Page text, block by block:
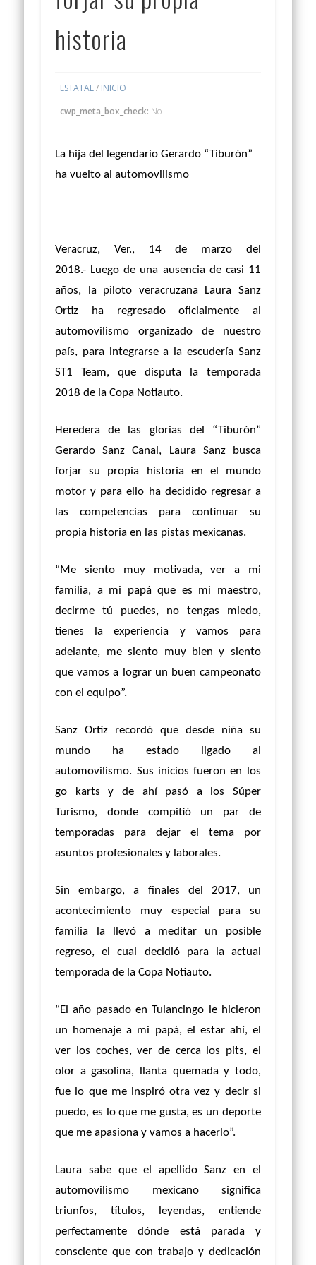
historia
ESTATAL/ INICIO
cwp_meta_box_check: No
La hija del legendario Gerardo “Tiburón”
ha vuelto al automovilismo
Veracruz, Ver., 14 de marzo del
2018.- Luego de una ausencia de casi 11
años, la piloto veracruzana Laura Sanz
Ortiz ha regresado oficialmente al
automovilismo organizado de nuestro
país, para integrarse a la escudería Sanz
ST1 Team, que disputa la temporada
2018 de la Copa Notiauto.
Heredera de las glorias del “Tiburón”
Gerardo Sanz Canal, Laura Sanz busca
forjar su propia historia en el mundo
motor y para ello ha decidido regresar a
las competencias para continuar su
propia historia en las pistas mexicanas.
“Me siento muy motivada, ver a mi
familia, a mi papá que es mi maestro,
decirme tú puedes, no tengas miedo,
tienes la experiencia y vamos para
adelante, me siento muy bien y siento
que vamos a lograr un buen campeonato
con el equipo”.
Sanz Ortiz recordó que desde niña su
mundo ha estado ligado al
automovilismo. Sus inicios fueron en los
go karts y de ahí pasó a los Súper
Turismo, donde compitió un par de
temporadas para dejar el tema por
asuntos profesionales y laborales.
Sin embargo, a finales del 2017, un
acontecimiento muy especial para su
familia la llevó a meditar un posible
regreso, el cual decidió para la actual
temporada de la Copa Notiauto.
“El año pasado en Tulancingo le hicieron
un homenaje a mi papá, el estar ahí, el
ver los coches, ver de cerca los pits, el
olor a gasolina, llanta quemada y todo,
fue lo que me inspiró otra vez y decir si
puedo, es lo que me gusta, es un deporte
que me apasiona y vamos a hacerlo”.
Laura sabe que el apellido Sanz en el
automovilismo mexicano significa
triunfos, títulos, leyendas, entiende
perfectamente dónde está parada y
consciente que con trabajo y dedicación